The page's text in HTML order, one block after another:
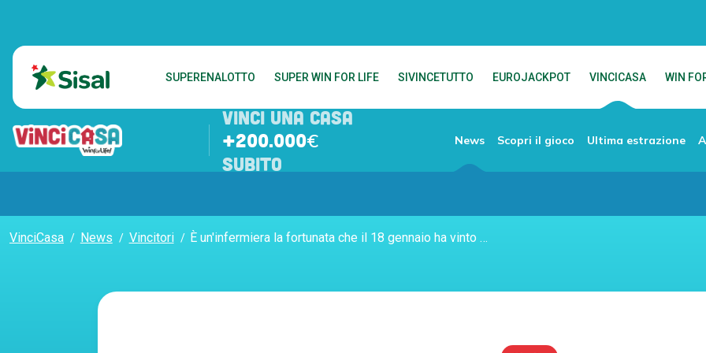
SUPERENALOTTO SUPER WIN FOR LIFE SIVINCETUTTO EUROJACKPOT VINCICASA WIN
VINCI UNA CASA
+200.000€
SUBITO
News Scopri il gioco Ultima estrazione
VinciCasa News Vincitori È un'infermiera la fortunata che il 18 gennaio ha vinto a Neive (CN) una casa da 500mila euro.